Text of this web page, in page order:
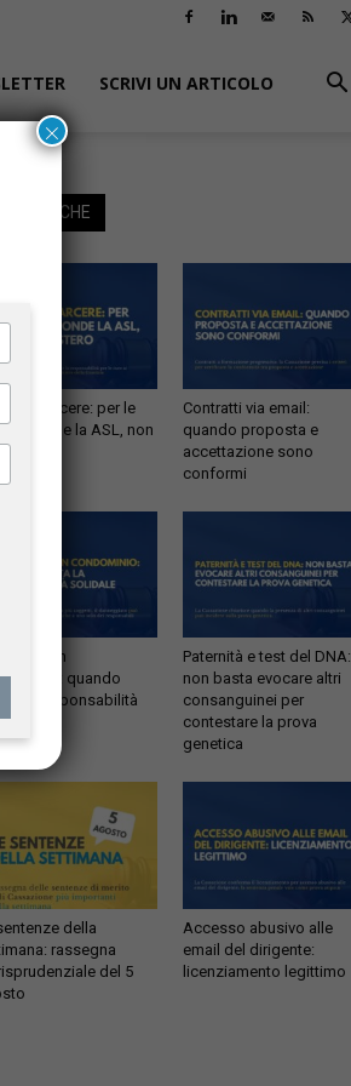
SCRIVI UN ARTICOLO
ANCHE
in carcere: per le
risponde la ASL, non
Contratti via email:
quando proposta e
accettazione sono
conformi
in
quando
la responsabilità
Paternità e test del DNA:
non basta evocare altri
consanguinei per
contestare la prova
genetica
della
rassegna
del 5
Accesso abusivo alle
email del dirigente:
licenziamento legittimo
×